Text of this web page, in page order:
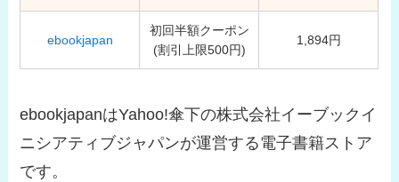
ebookjapan
初回半額クーポン
(割引上限500円)
1,894円
ebookjapanはYahoo!傘下の株式会社イーブックイ
ニシアティブジャパンが運営する電子書籍ストア
です。